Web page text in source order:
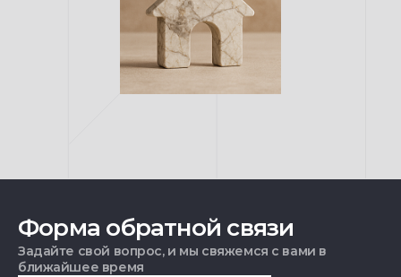
Форма обратной связи
Задайте свой вопрос, и мы свяжемся с вами в
ближайшее время